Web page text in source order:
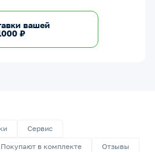
вашей
₽
Сервис
Покупают в комплекте Отзывы